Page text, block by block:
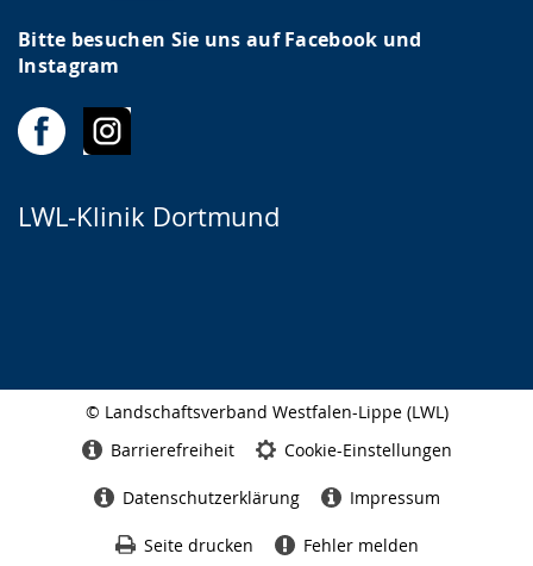
Bitte besuchen Sie uns auf Facebook und
Instagram
LWL-Klinik Dortmund
© Landschaftsverband Westfalen-Lippe (LWL)
Barrierefreiheit Cookie-Einstellungen
Datenschutzerklärung Impressum
Seite drucken Fehler melden